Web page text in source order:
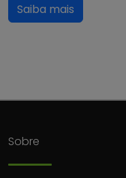
Saiba mais
Sobre